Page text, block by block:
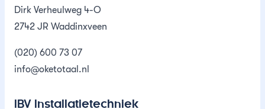
Dirk Verheulweg 4-O
2742 JR Waddinxveen
(020) 600 73 07
info@oketotaal.nl
IBV Installatietechniek